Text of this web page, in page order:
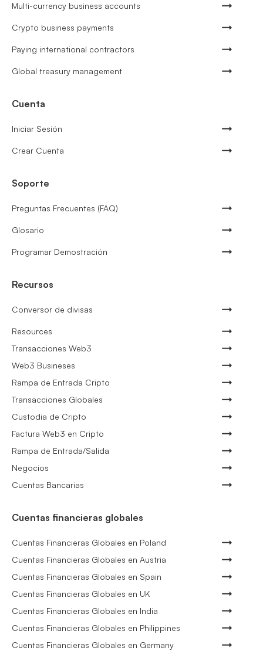
Multi-currency business accounts
Crypto business payments
Paying international contractors
Global treasury management
Cuenta
Iniciar Sesión
Crear Cuenta
Soporte
Preguntas Frecuentes (FAQ)
Glosario
Programar Demostración
Recursos
Conversor de divisas
Resources
Transacciones Web3
Web3 Busineses
Rampa de Entrada Cripto
Transacciones Globales
Custodia de Cripto
Factura Web3 en Cripto
Rampa de Entrada/Salida
Negocios
Cuentas Bancarias
Cuentas financieras globales
Cuentas Financieras Globales en Poland
Cuentas Financieras Globales en Austria
Cuentas Financieras Globales en Spain
Cuentas Financieras Globales en UK
Cuentas Financieras Globales en India
Cuentas Financieras Globales en Philippines
Cuentas Financieras Globales en Germany